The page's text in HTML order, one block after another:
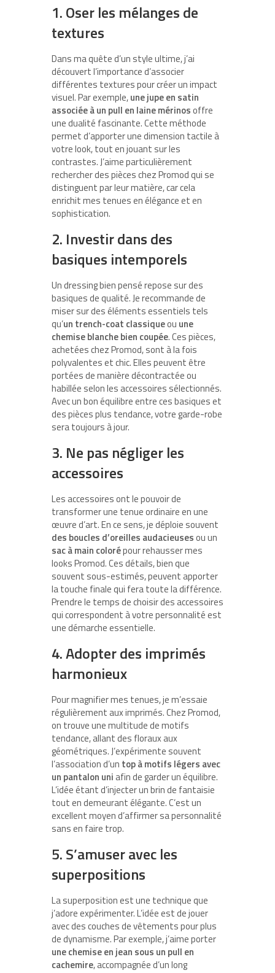
1. Oser les mélanges de
textures
Dans ma quête d’un style ultime, j’ai
découvert l’importance d’associer
différentes textures pour créer un impact
visuel. Par exemple,une jupe en satin
associée à un pull en laine mérinosoffre
une dualité fascinante. Cette méthode
permet d’apporter une dimension tactile à
votre look, tout en jouant sur les
contrastes. J’aime particulièrement
rechercher des pièces chez Promod qui se
distinguent par leur matière, car cela
enrichit mes tenues en élégance et en
sophistication.
2. Investir dans des
basiques intemporels
Un dressing bien pensé repose sur des
basiques de qualité. Je recommande de
miser sur des éléments essentiels tels
qu’un trench-coat classiqueou une
chemise blanche bien coupée. Ces pièces,
achetées chez Promod, sont à la fois
polyvalentes et chic. Elles peuvent être
portées de manière décontractée ou
habillée selon les accessoires sélectionnés.
Avec un bon équilibre entre ces basiques et
des pièces plus tendance, votre garde-robe
sera toujours à jour.
3. Ne pas négliger les
accessoires
Les accessoires ont le pouvoir de
transformer une tenue ordinaire en une
œuvre d’art. En ce sens, je déploie souvent
des boucles d’oreilles audacieusesou un
sac à main colorépour rehausser mes
looks Promod. Ces détails, bien que
souvent sous-estimés, peuvent apporter
la touche finale qui fera toute la différence.
Prendre le temps de choisir des accessoires
qui correspondent à votre personnalité est
une démarche essentielle.
4. Adopter des imprimés
harmonieux
Pour magnifier mes tenues, je m’essaie
régulièrement aux imprimés. Chez Promod,
on trouve une multitude de motifs
tendance, allant des floraux aux
géométriques. J’expérimente souvent
l’association d’un top à motifs légers avec
un pantalon uni afin de garder un équilibre.
L’idée étant d’injecter un brin de fantaisie
tout en demeurant élégante. C’est un
excellent moyen d’affirmer sa personnalité
sans en faire trop.
5. S’amuser avec les
superpositions
La superposition est une technique que
j’adore expérimenter. L’idée est de jouer
avec des couches de vêtements pour plus
de dynamisme. Par exemple, j’aime porter
une chemise en jean sous un pull en
cachemire, accompagnée d’un long